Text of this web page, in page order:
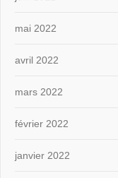
mai 2022
avril 2022
mars 2022
février 2022
janvier 2022